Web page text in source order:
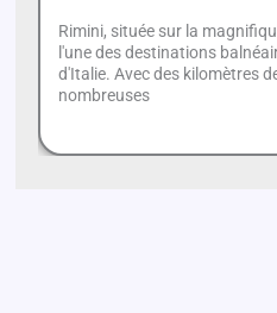
Rimini, située sur la
l'une des destinations
d'Italie. Avec des kilomètres
nombreuses